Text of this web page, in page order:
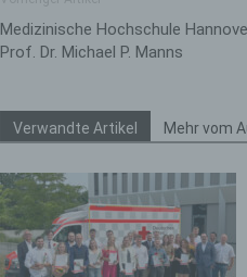
Medizinische Hochschule
Prof. Dr. Michael P. Manns
Verwandte Artikel Mehr vom